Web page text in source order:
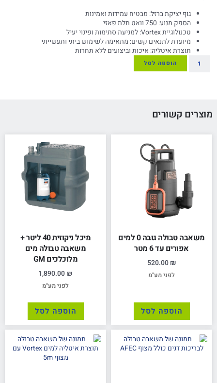
גוף יציקת ברזל: מבטיח עמידות ואמינות
הספק מנוע: 750 וואט תלת פאזי
טכנולוגיית Vortex: למניעת סתימות ופינוי יעיל
מיועדת לתנאים קשים: מתאימה לשימוש ביתי ותעשייתי
תוצרת איטליה: איכות וביצועים ללא תחרות
הוספה לסל
מוצרים קשורים
משאבה טבולה גובה 0 למים
אפורים עד 6 מטר
520.00₪
לפני מע"מ
הוספה לסל
מיכל ניקוזית 40 ליטר +
משאבה טבולה מים
מלוכלכים GM
1,890.00₪
לפני מע"מ
הוספה לסל